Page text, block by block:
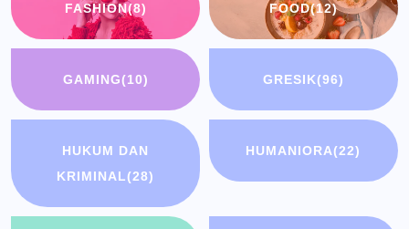
FASHION(8) FOOD(12)
GAMING(10) GRESIK(96)
HUKUM DAN
KRIMINAL(28)
HUMANIORA(22)